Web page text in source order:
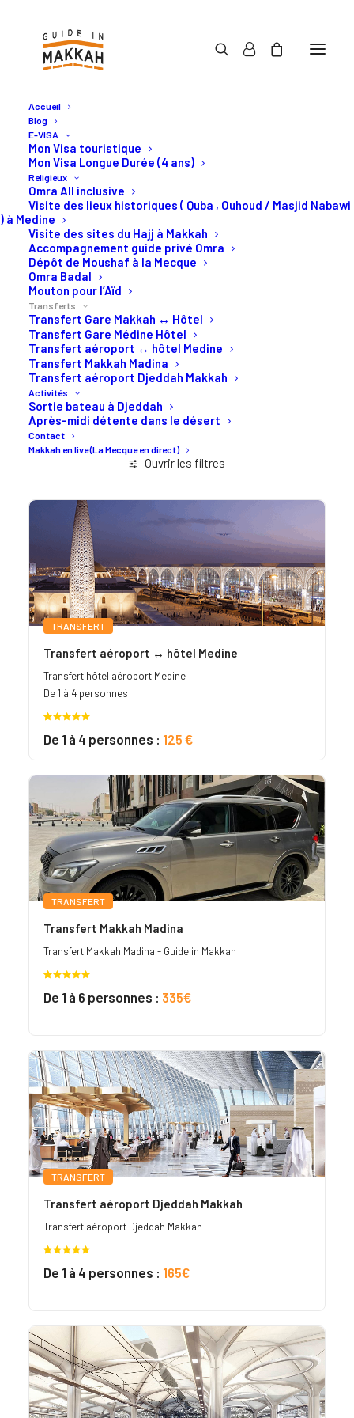
Accueil
Blog
E-VISA
Mon Visa touristique
Mon Visa Longue Durée (4 ans)
Religieux
Omra All inclusive
Visite des lieux historiques ( Quba , Ouhoud / Masjid Nabawi
) à Medine
Visite des sites du Hajj à Makkah
Accompagnement guide privé Omra
Dépôt de Moushaf à la Mecque
Omra Badal
Mouton pour l’Aïd
Transferts
Transfert Gare Makkah ↔ Hôtel
Transfert Gare Médine Hôtel
Transfert aéroport ↔ hôtel Medine
Transfert Makkah Madina
Transfert aéroport Djeddah Makkah
Activités
Sortie bateau à Djeddah
Après-midi détente dans le désert
Contact
Makkah en live (La Mecque en direct)
Vos transferts Omra ou
Hajj en Arabie Saoudite
Transferts Omra ou Hajj privé
de Makkah, Djeddah, Médine.
Ouvrir les filtres
TRANSFERT
Transfert aéroport ↔ hôtel Medine
Transfert hôtel aéroport Medine
De 1 à 4 personnes
sur 5
De 1 à 4 personnes : 125 €
TRANSFERT
Transfert Makkah Madina
Transfert Makkah Madina - Guide in Makkah
sur 5
De 1 à 6 personnes : 335€
TRANSFERT
Transfert aéroport Djeddah Makkah
Transfert aéroport Djeddah Makkah
sur 5
De 1 à 4 personnes : 165€